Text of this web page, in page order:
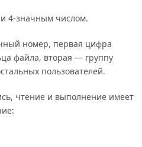
4-значным числом.
номер, первая цифра
файла, вторая — группу
пользователей.
чтение и выполнение имеет